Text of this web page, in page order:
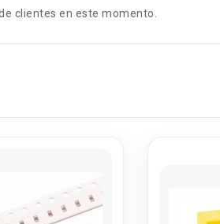
clientes en este momento.